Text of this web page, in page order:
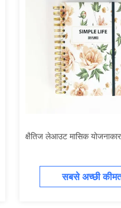
क्षैतिज लेआउट मासिक
सबसे अच्छी कीमत